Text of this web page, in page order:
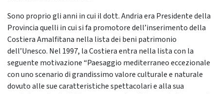
Sono proprio gli anni in cui il dott. Andria era Presidente della
Provincia quelli in cui si fa promotore dell’inserimento della
Costiera Amalfitana nella lista dei beni patrimonio
dell’Unesco. Nel 1997, la Costiera entra nella lista con la
seguente motivazione “Paesaggio mediterraneo eccezionale
con uno scenario di grandissimo valore culturale e naturale
dovuto alle sue caratteristiche spettacolari e alla sua